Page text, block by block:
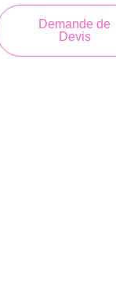
Demande de
Devis